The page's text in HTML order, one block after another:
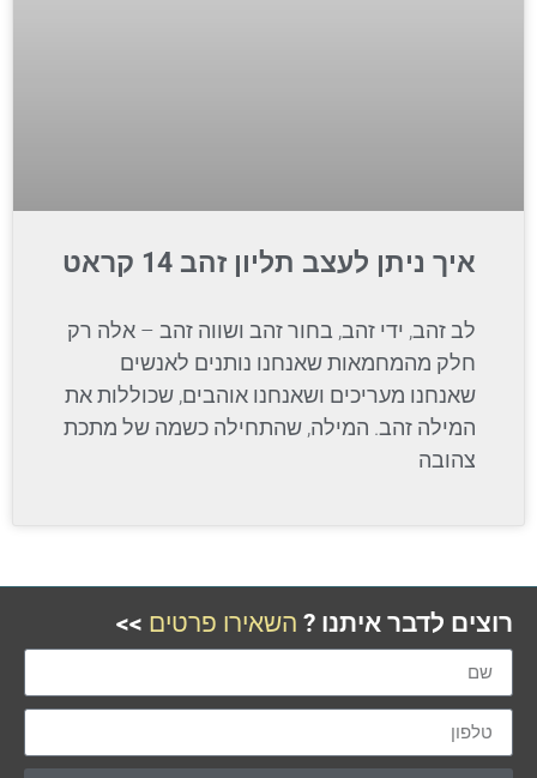
איך ניתן לעצב תליון זהב 14 קראט
לב זהב, ידי זהב, בחור זהב ושווה זהב – אלה רק
חלק מהמחמאות שאנחנו נותנים לאנשים
שאנחנו מעריכים ושאנחנו אוהבים, שכוללות את
המילה זהב. המילה, שהתחילה כשמה של מתכת
צהובה
רוצים לדבר איתנו ? השאירו פרטים >>